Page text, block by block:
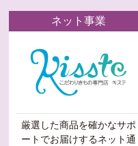
ネット事業
厳選した商品を確かなサポ
ートでお届けするネット通